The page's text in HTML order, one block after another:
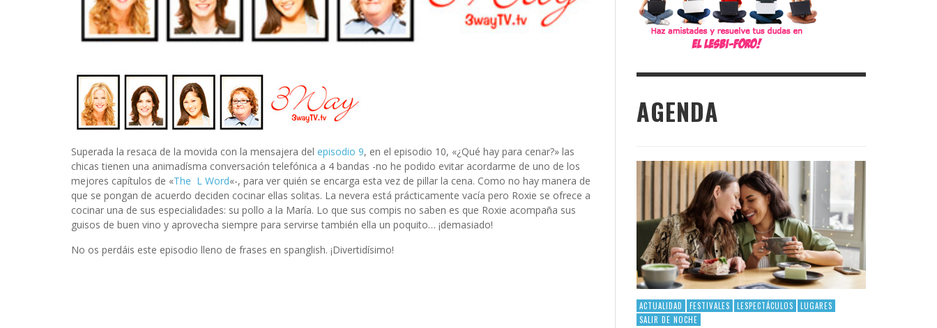
INFIELES
Superada la resaca de la movida con la mensajera del episodio 9, en el episodio 10, «¿Qué hay para cenar?» las
chicas tienen una animadísma conversación telefónica a 4 bandas -no he podido evitar acordarme de uno de los
mejores capítulos de «The L Word«-, para ver quién se encarga esta vez de pillar la cena. Como no hay manera de
que se pongan de acuerdo deciden cocinar ellas solitas. La nevera está prácticamente vacía pero Roxie se ofrece a
cocinar una de sus especialidades: su pollo a la María. Lo que sus compis no saben es que Roxie acompaña sus
guisos de buen vino y aprovecha siempre para servirse también ella un poquito… ¡demasiado!
No os perdáis este episodio lleno de frases en spanglish. ¡Divertidísimo!
AGENDA
ACTUALIDAD FESTIVALES LESPECTÁCULOS
LUGARES
SALIR DE NOCHE